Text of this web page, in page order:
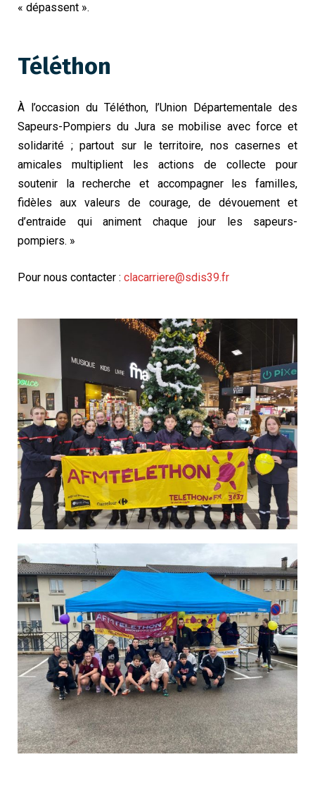
« dépassent ».
Téléthon
À l’occasion du Téléthon, l’Union Départementale des
Sapeurs-Pompiers du Jura se mobilise avec force et
solidarité ; partout sur le territoire, nos casernes et
amicales multiplient les actions de collecte pour
soutenir la recherche et accompagner les familles,
fidèles aux valeurs de courage, de dévouement et
d’entraide qui animent chaque jour les sapeurs-
pompiers. »
Pour nous contacter : clacarriere@sdis39.fr